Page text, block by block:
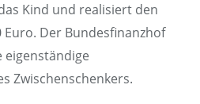
Kind und realisiert den
Euro. Der Bundesfinanzhof
eigenständige
Zwischenschenkers.